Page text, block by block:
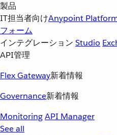
製品
IT担当者向けAnypoint
フォーム
インテグレーション Studio
API管理
Flex Gateway新着情報
Governance新着情報
MonitoringAPI Manager
See all